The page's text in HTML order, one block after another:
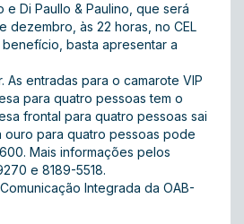
e Di Paullo & Paulino, que será
dezembro, às 22 horas, no CEL
basta apresentar a
As entradas para o camarote VIP
para quatro pessoas tem o
frontal para quatro pessoas sai
ouro para quatro pessoas pode
Mais informações pelos
e 8189-5518.
Integrada da OAB-